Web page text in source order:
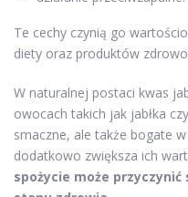
Te cechy czynią go
diety oraz produktów
W naturalnej postaci kwas
owocach takich jak jabłka
smaczne, ale także bogate
dodatkowo zwiększa ich
spożycie może